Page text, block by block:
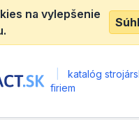
na vylepšenie
katalóg
firiem